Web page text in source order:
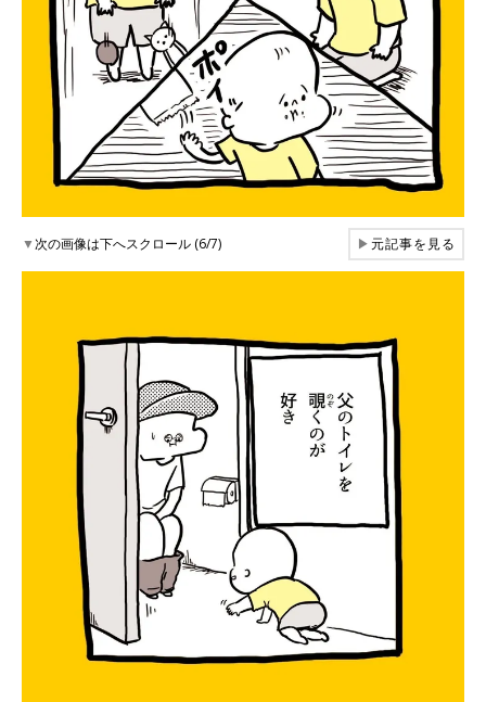
▼次の画像は下へスクロール (6/7) ▶元記事を見る